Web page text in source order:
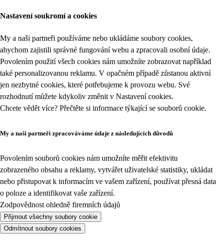
Nastavení soukromí a cookies
My a naši partneři používáme nebo ukládáme soubory cookies,
abychom zajistili správné fungování webu a zpracovali osobní údaje.
Povolením použití všech cookies nám umožníte zobrazovat například
také personalizovanou reklamu. V opačném případě zůstanou aktivní
jen nezbytné cookies, které potřebujeme k provozu webu. Své
rozhodnutí můžete kdykoliv změnit v Nastavení cookies.
Chcete vědět více? Přečtěte si informace týkající se souborů cookie.
My a naši partneři zpracováváme údaje z následujících důvodů
Povolením souborů cookies nám umožníte měřit efektivitu
zobrazeného obsahu a reklamy, vytvářet uživatelské statistiky, ukládat
nebo přistupovat k informacím ve vašem zařízení, používat přesná data
o poloze a identifikovat vaše zařízení.
Zodpovědnost ohledně firemních údajů
Přijmout všechny soubory cookie
Odmítnout soubory cookies